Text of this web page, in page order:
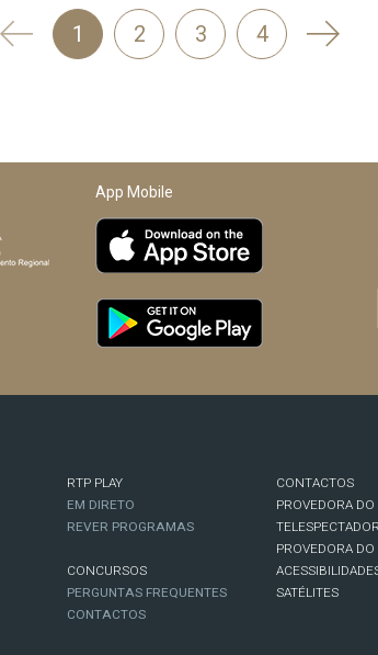
'
1 2 3 4
App Mobile
RTP PLAY
EM DIRETO
REVER PROGRAMAS
CONCURSOS
PERGUNTAS FREQUENTES
CONTACTOS
CONTACTOS
PROVEDORA DO
TELESPECTADOR
PROVEDORA
SATÉLITES